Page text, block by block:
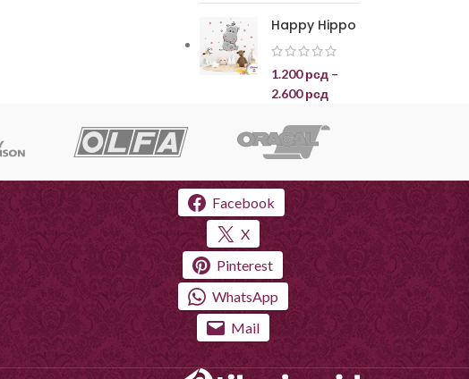
Happy Hippo
1.200рсд –
2.600рсд
Facebook
X
Pinterest
WhatsApp
Mail